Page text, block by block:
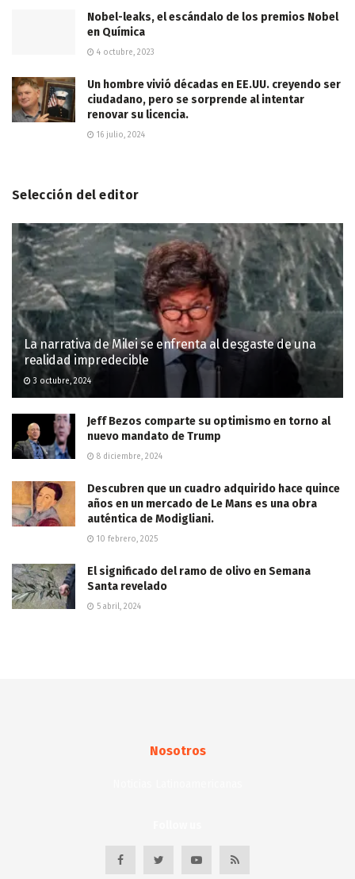
Nobel-leaks, el escándalo de los premios Nobel
en Química
4 octubre, 2023
Un hombre vivió décadas en EE.UU. creyendo ser
ciudadano, pero se sorprende al intentar
renovar su licencia.
16 julio, 2024
Selección del editor
La narrativa de Milei se enfrenta al desgaste de una
realidad impredecible
3 octubre, 2024
Jeff Bezos comparte su optimismo en torno al
nuevo mandato de Trump
8 diciembre, 2024
Descubren que un cuadro adquirido hace quince
años en un mercado de Le Mans es una obra
auténtica de Modigliani.
10 febrero, 2025
El significado del ramo de olivo en Semana
Santa revelado
5 abril, 2024
Nosotros